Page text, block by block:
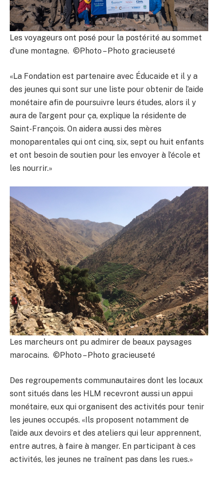
Les voyageurs ont posé pour la postérité au sommet
d’une montagne. ©Photo – Photo gracieuseté
«La Fondation est partenaire avec Éducaide et il y a
des jeunes qui sont sur une liste pour obtenir de l’aide
monétaire afin de poursuivre leurs études, alors il y
aura de l’argent pour ça, explique la résidente de
Saint-François. On aidera aussi des mères
monoparentales qui ont cinq, six, sept ou huit enfants
et ont besoin de soutien pour les envoyer à l’école et
les nourrir.»
Les marcheurs ont pu admirer de beaux paysages
marocains. ©Photo – Photo gracieuseté
Des regroupements communautaires dont les locaux
sont situés dans les HLM recevront aussi un appui
monétaire, eux qui organisent des activités pour tenir
les jeunes occupés. «Ils proposent notamment de
l’aide aux devoirs et des ateliers qui leur apprennent,
entre autres, à faire à manger. En participant à ces
activités, les jeunes ne traînent pas dans les rues.»